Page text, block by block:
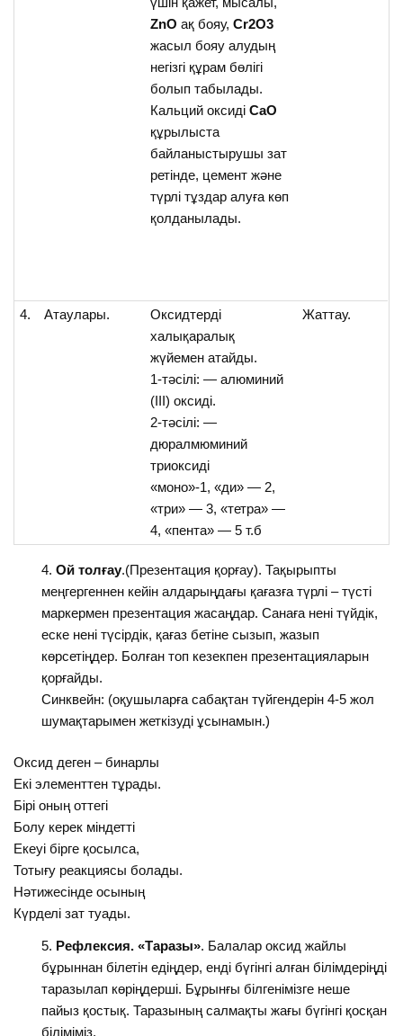
ZnOақ бояу,Cr2O3
жасыл бояу алудың
негізгі құрам бөлігі
болып табылады.
Кальций оксидіCaO
құрылыста
байланыстырушы зат
ретінде, цемент және
түрлі тұздар алуға көп
қолданылады.
4. Атаулары.
Оксидтерді
халықаралық
жүйемен атайды.
1-тәсілі: — алюминий
(ІІІ) оксиді.
2-тәсілі: —
дюралмюминий
триоксиді
«моно»-1, «ди» — 2,
«три» — 3, «тетра» —
4, «пента» — 5 т.б
Жаттау.
Ой толғау.(Презентация қорғау). Тақырыпты
меңгергеннен кейін алдарыңдағы қағазға түрлі – түсті
маркермен презентация жасаңдар. Санаға нені түйдік,
еске нені түсірдік, қағаз бетіне сызып, жазып
көрсетіңдер. Болған топ кезекпен презентацияларын
қорғайды.
Синквейн: (оқушыларға сабақтан түйгендерін 4-5 жол
шумақтарымен жеткізуді ұсынамын.)
Оксид деген – бинарлы
Екі элементтен тұрады.
Бірі оның оттегі
Болу керек міндетті
Екеуі бірге қосылса,
Тотығу реакциясы болады.
Нәтижесінде осының
Күрделі зат туады.
Рефлексия. «Таразы». Балалар оксид жайлы
бұрыннан білетін едіңдер, енді бүгінгі алған білімдеріңді
таразылап көріңдерші. Бұрынғы білгенімізге неше
пайыз қостық. Таразының салмақты жағы бүгінгі қосқан
біліміміз.